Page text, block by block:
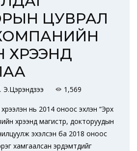
ЦУВРАЛ
ХҮРЭЭНД
Э.Цэрэндүзээ 1,569
хүрээлэн нь 2014 оноос эхлэн “Эрх
хүрээнд магистр, докторуудын
эхэлсэн ба 2018 оноос
хамгаалсан эрдэмтдийг